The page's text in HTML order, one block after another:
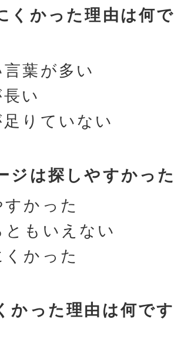
くかった理由は何
葉が多い
い
りていない
ジは探しやすかっ
かった
ともいえない
かった
かった理由は何で